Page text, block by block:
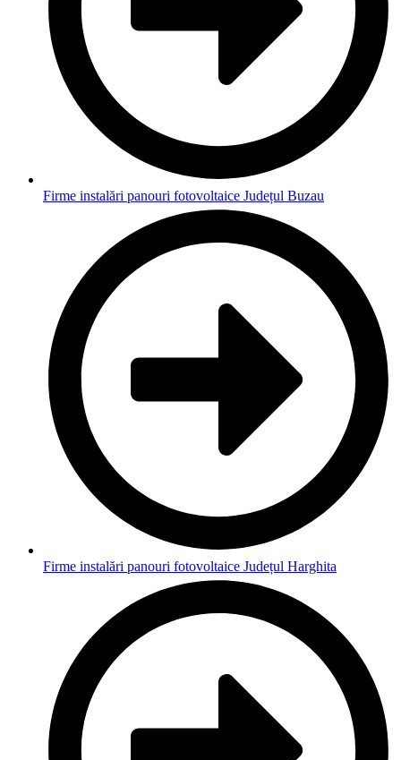
Firme instalări panouri fotovoltaice Județul Buzau
Firme instalări panouri fotovoltaice Județul Harghita